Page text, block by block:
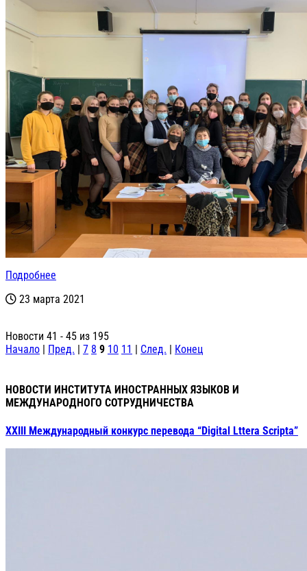
Подробнее
23 марта 2021
Новости 41 - 45 из 195
Начало | Пред. | 7 8 9 10 11 | След. | Конец
НОВОСТИ ИНСТИТУТА ИНОСТРАННЫХ ЯЗЫКОВ И
МЕЖДУНАРОДНОГО СОТРУДНИЧЕСТВА
XXIII Международный конкурс перевода “Digital Lttera Scripta”